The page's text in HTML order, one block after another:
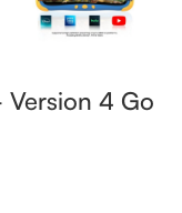
Version 4 Go